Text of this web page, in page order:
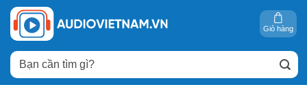
Bỏ
qua
nội
dung
Tìm
kiếm:
Giỏ hàng